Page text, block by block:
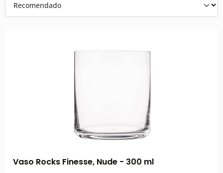
Vaso Rocks Finesse, Nude - 300 ml